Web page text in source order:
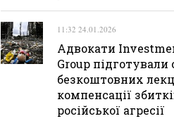
11:32 24.01.2026
Адвокати
Group підготували
безкоштовних
компенсації
російської агресії